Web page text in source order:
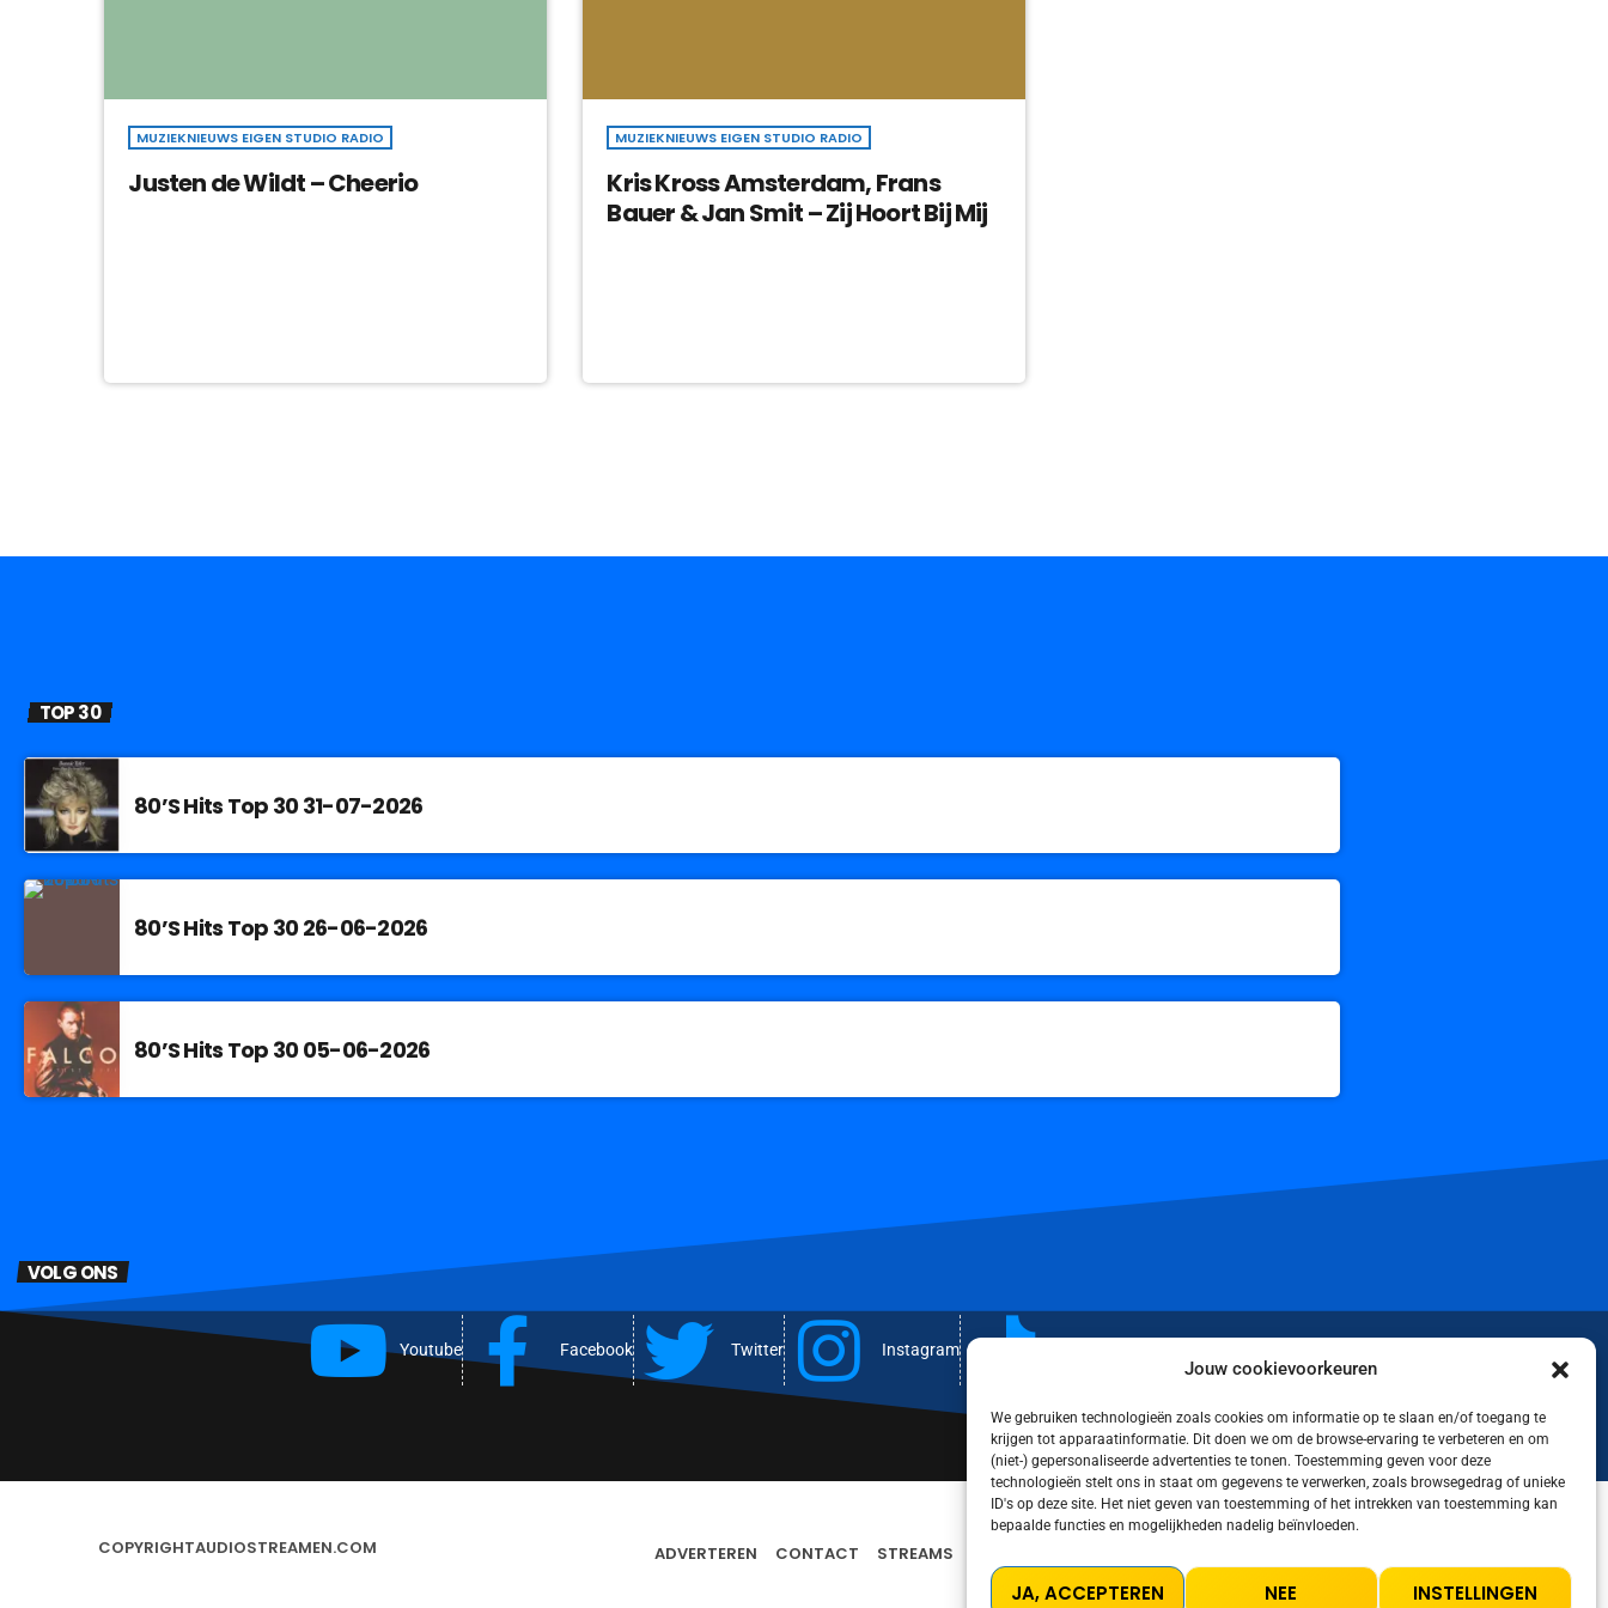
Jouw cookievoorkeuren
We gebruiken technologieën zoals cookies om informatie op te slaan en/of toegang te
krijgen tot apparaatinformatie. Dit doen we om de browse-ervaring te verbeteren en om
(niet-) gepersonaliseerde advertenties te tonen. Toestemming geven voor deze
technologieën stelt ons in staat om gegevens te verwerken, zoals browsegedrag of unieke
ID's op deze site. Het niet geven van toestemming of het intrekken van toestemming kan
bepaalde functies en mogelijkheden nadelig beïnvloeden.
JA, ACCEPTEREN NEE INSTELLINGEN
MUZIEKNIEUWS EIGEN STUDIO RADIO
Justen de Wildt – Cheerio
MUZIEKNIEUWS EIGEN STUDIO RADIO
Kris Kross Amsterdam, Frans
Bauer & Jan Smit – Zij Hoort Bij Mij
TOP 30
80’S Hits Top 30 31-07-2026
80’S Hits Top 30 26-06-2026
80’S Hits Top 30 05-06-2026
VOLG ONS
Youtube Facebook Twitter Instagram
COPYRIGHTAUDIOSTREAMEN.COM ADVERTEREN CONTACT STREAMS